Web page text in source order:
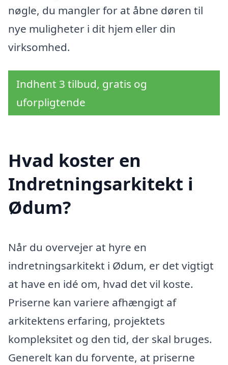
nøgle, du mangler for at åbne døren til
nye muligheter i dit hjem eller din
virksomhed.
Indhent 3 tilbud, gratis og
uforpligtende
Hvad koster en
Indretningsarkitekt i
Ødum?
Når du overvejer at hyre en
indretningsarkitekt i Ødum, er det vigtigt
at have en idé om, hvad det vil koste.
Priserne kan variere afhængigt af
arkitektens erfaring, projektets
kompleksitet og den tid, der skal bruges.
Generelt kan du forvente, at priserne